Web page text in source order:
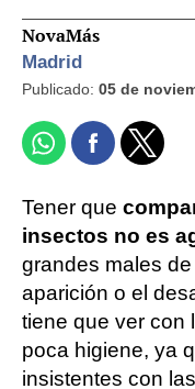
NovaMás
Madrid
Publicado: 05 de
Tener que
insectos no es
grandes males
aparición o el
tiene que ver con
poca higiene, ya
insistentes con